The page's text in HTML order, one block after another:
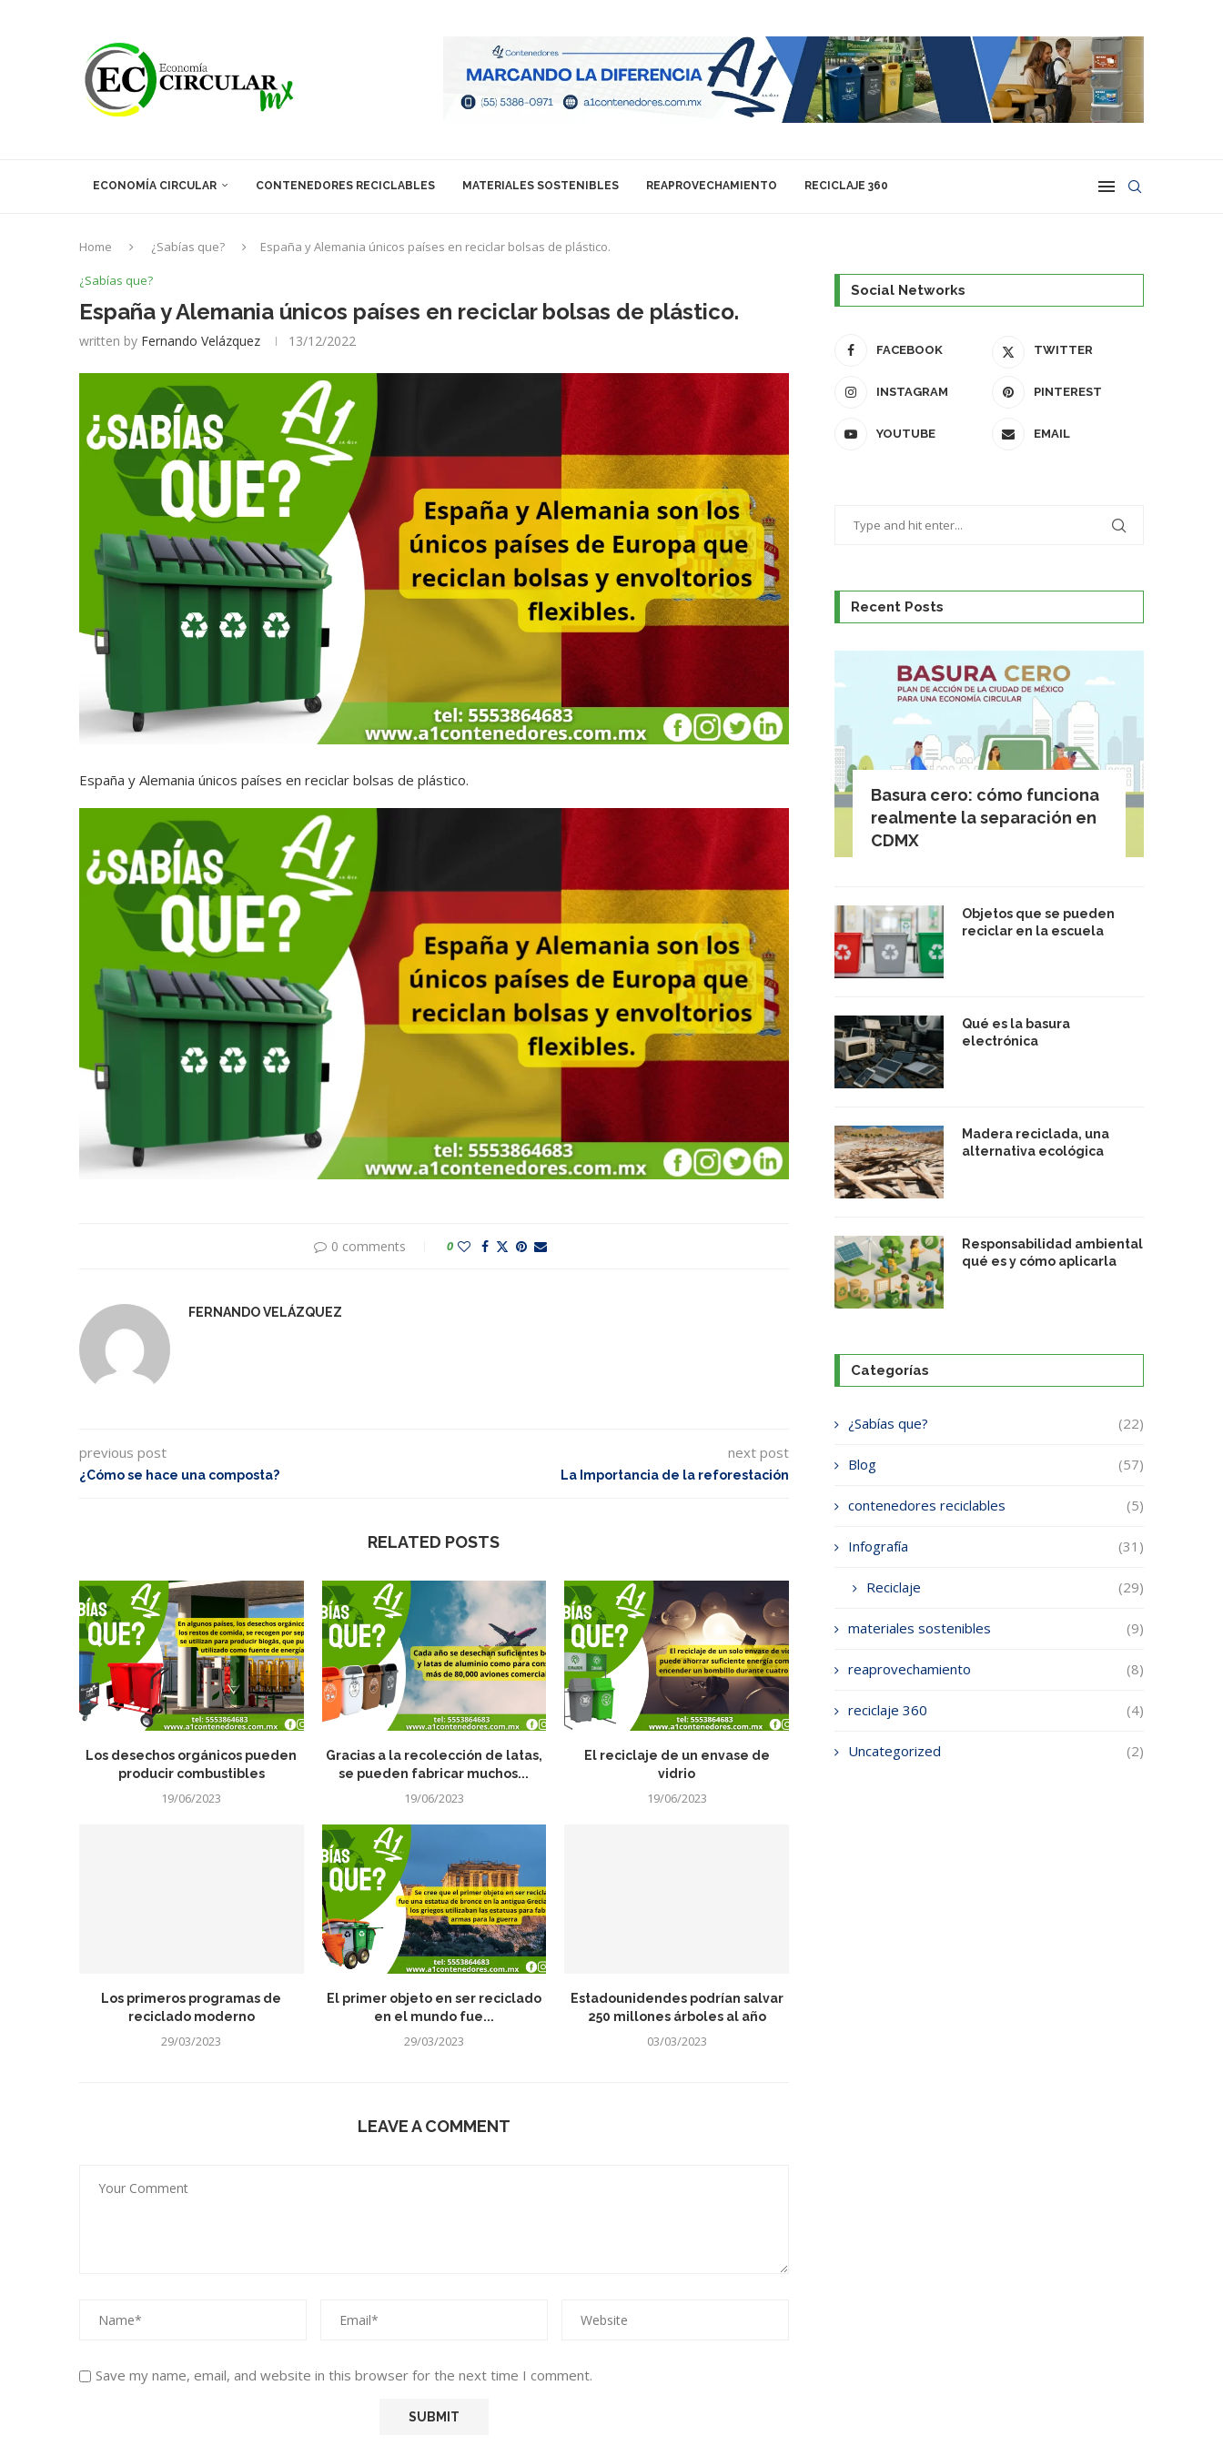
ECONOMÍA CIRCULAR CONTENEDORES RECICLABLES MATERIALES SOSTENIBLES REAPROVECHAMIENTO RECICLAJE 360
Home ¿Sabías que? España y Alemania únicos países en reciclar bolsas de plástico.
¿Sabías que?
España y Alemania únicos países en reciclar bolsas de plástico.
written by Fernando Velázquez 13/12/2022
España y Alemania únicos países en reciclar bolsas de plástico.
0 comments 0
FERNANDO VELÁZQUEZ
previous post
¿Cómo se hace una composta?
next post
La Importancia de la reforestación
RELATED POSTS
Los desechos orgánicos pueden
producir combustibles
19/06/2023
Gracias a la recolección de latas,
se pueden fabricar muchos...
19/06/2023
El reciclaje de un envase de
vidrio
19/06/2023
Los primeros programas de
reciclado moderno
29/03/2023
El primer objeto en ser reciclado
en el mundo fue...
29/03/2023
Estadounidendes podrían salvar
250 millones árboles al año
03/03/2023
LEAVE A COMMENT
Save my name, email, and website in this browser for the next time I comment.
Social Networks
FACEBOOK TWITTER
INSTAGRAM PINTEREST
YOUTUBE EMAIL
Recent Posts
Basura cero: cómo funciona
realmente la separación en
CDMX
Objetos que se pueden
reciclar en la escuela
Qué es la basura
electrónica
Madera reciclada, una
alternativa ecológica
Responsabilidad ambiental
qué es y cómo aplicarla
Categorías
¿Sabías que? (22)
Blog (57)
contenedores reciclables (5)
Infografía (31)
Reciclaje (29)
materiales sostenibles (9)
reaprovechamiento (8)
reciclaje 360 (4)
Uncategorized (2)